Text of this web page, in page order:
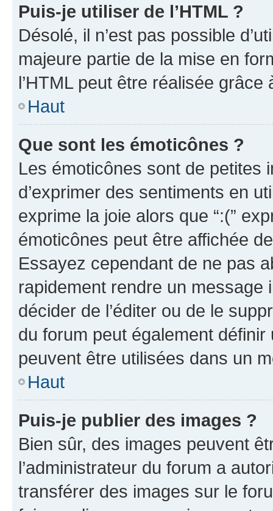
Puis-je utiliser de l’HTML ?
Désolé, il n’est pas possible
majeure partie de la mise en
l’HTML peut être réalisée grâce
Haut
Que sont les émoticônes ?
Les émoticônes sont de petites
d’exprimer des sentiments en
exprime la joie alors que “:(”
émoticônes peut être affichée
Essayez cependant de ne pas
rapidement rendre un message
décider de l’éditer ou de le
du forum peut également définir
peuvent être utilisées dans un
Haut
Puis-je publier des images ?
Bien sûr, des images peuvent
l’administrateur du forum a
transférer des images sur le